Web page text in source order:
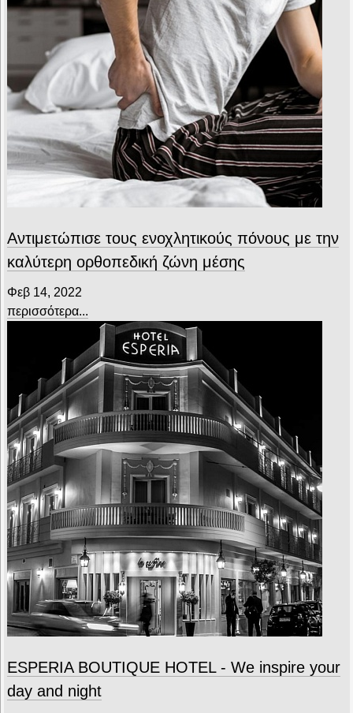
Αντιμετώπισε τους ενοχλητικούς πόνους με την
καλύτερη ορθοπεδική ζώνη μέσης
Φεβ 14, 2022
περισσότερα...
ESPERIA BOUTIQUE HOTEL - We inspire your
day and night